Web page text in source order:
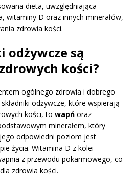
dieta, uwzględniająca
witaminy D oraz innych minerałów,
zdrowia kości.
odżywcze są
kości?
ogólnego zdrowia i dobrego
odżywcze, które wspierają
kości, to wapń oraz
minerałem, który
odpowiedni poziom jest
życia. Witamina D z kolei
z przewodu pokarmowego, co
zdrowia kości.